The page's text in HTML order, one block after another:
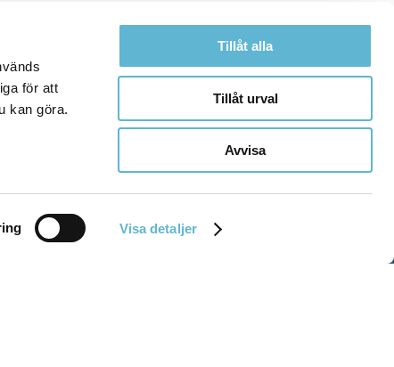
för att
kan göra.
Visa detaljer
Tillåt alla
Tillåt urval
Avvisa